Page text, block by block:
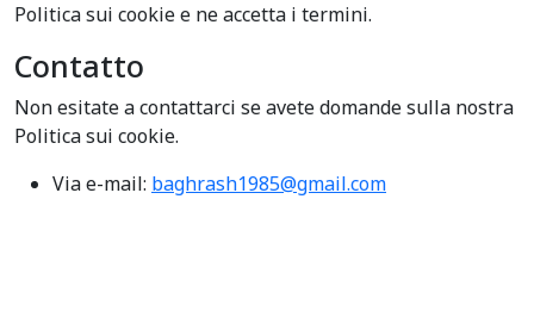
Politica sui cookie e ne accetta i termini.
Contatto
Non esitate a contattarci se avete domande sulla nostra
Politica sui cookie.
Via e-mail: baghrash1985@gmail.com